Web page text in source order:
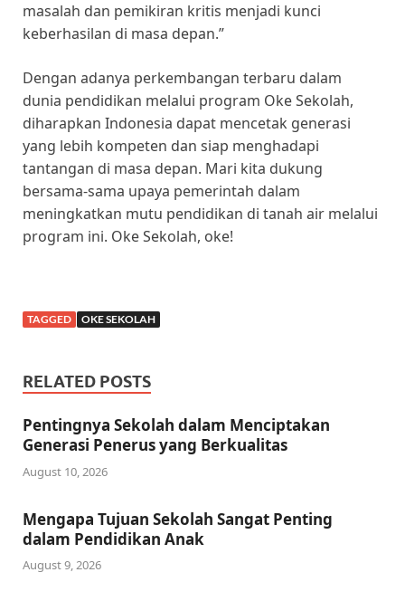
masalah dan pemikiran kritis menjadi kunci
keberhasilan di masa depan.”
Dengan adanya perkembangan terbaru dalam
dunia pendidikan melalui program Oke Sekolah,
diharapkan Indonesia dapat mencetak generasi
yang lebih kompeten dan siap menghadapi
tantangan di masa depan. Mari kita dukung
bersama-sama upaya pemerintah dalam
meningkatkan mutu pendidikan di tanah air melalui
program ini. Oke Sekolah, oke!
TAGGED OKE SEKOLAH
RELATED POSTS
Pentingnya Sekolah dalam Menciptakan
Generasi Penerus yang Berkualitas
August 10, 2026
Mengapa Tujuan Sekolah Sangat Penting
dalam Pendidikan Anak
August 9, 2026